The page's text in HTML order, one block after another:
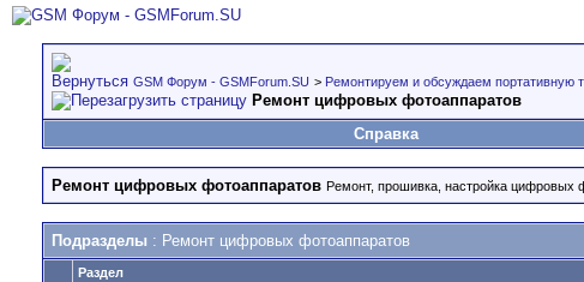
GSM Форум - GSMForum.SU > Ремонтируем и обсуждаем портативную
Ремонт цифровых фотоаппаратов
Справка
Ремонт цифровых фотоаппаратов Ремонт, прошивка, настройка цифровых
Подразделы : Ремонт цифровых фотоаппаратов
Раздел